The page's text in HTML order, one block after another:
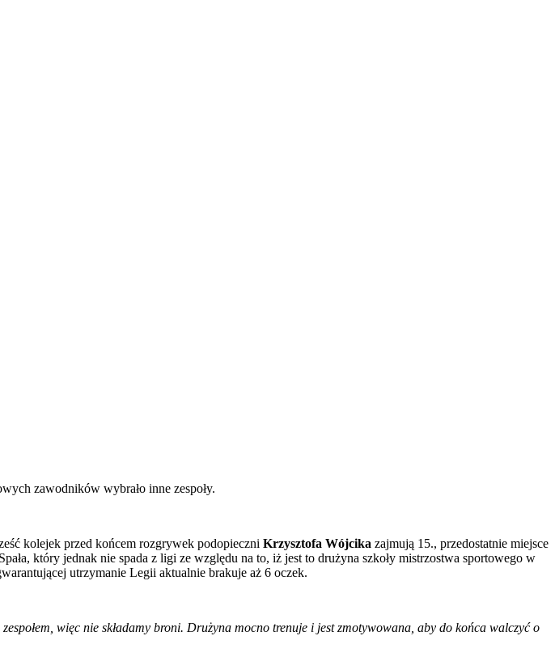
zawodników wybrało inne zespoły.
kolejek przed końcem rozgrywek podopieczni Krzysztofa Wójcika zajmują 15., przedostatnie miejsce
który jednak nie spada z ligi ze względu na to, iż jest to drużyna szkoły mistrzostwa sportowego w
utrzymanie Legii aktualnie brakuje aż 6 oczek.
więc nie składamy broni. Drużyna mocno trenuje i jest zmotywowana, aby do końca walczyć o